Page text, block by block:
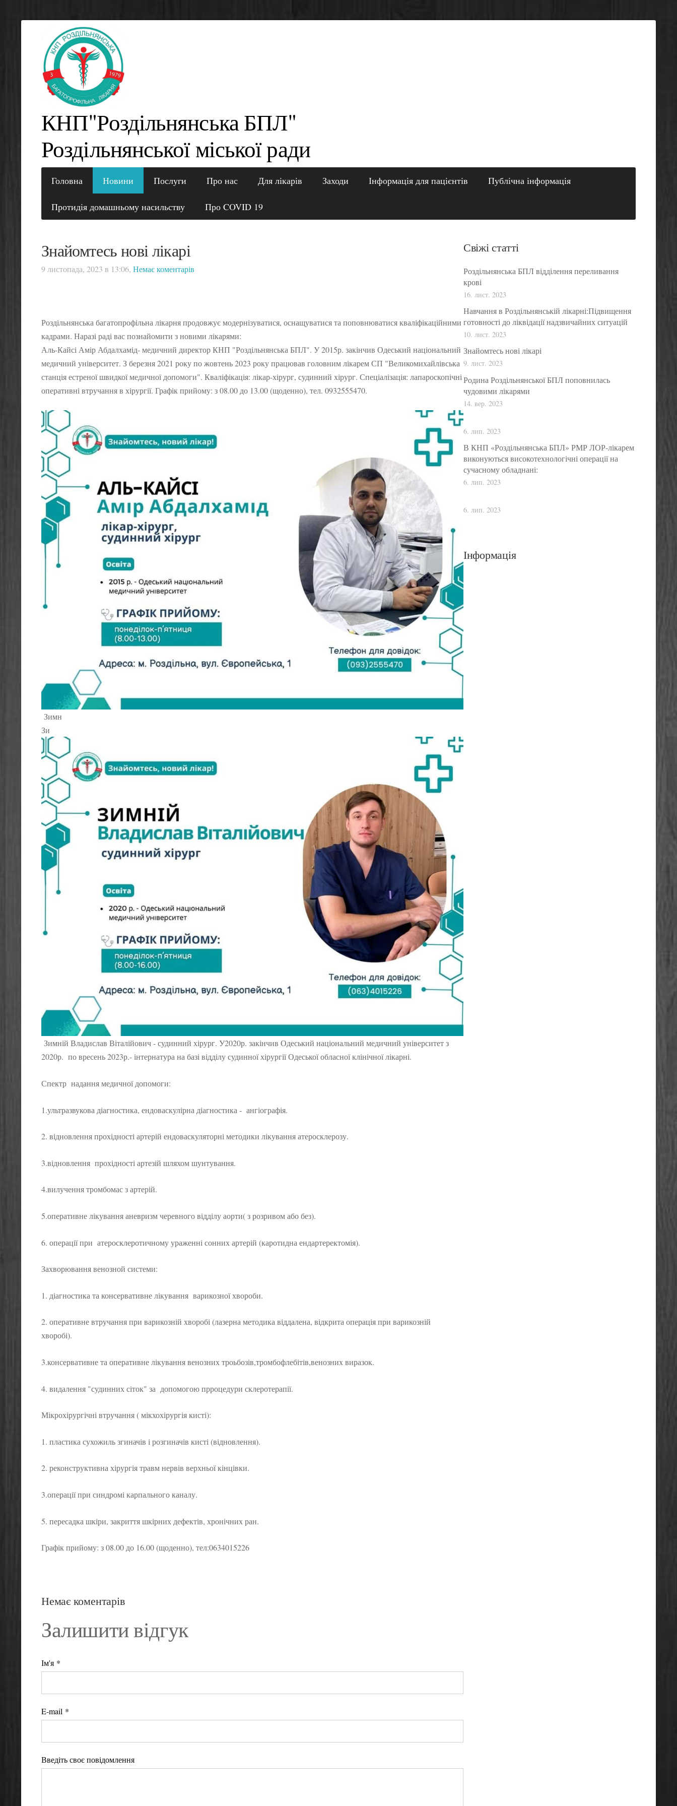
КНП"Роздільнянська БПЛ"
Роздільнянської міської ради
Головна Новини Послуги Про нас Для лікарів Заходи Інформація для пацієнтів Публічна інформація
Протидія домашньому насильству Про COVID 19
Свіжі статті
Роздільнянська БПЛ відділення переливання
крові
16. лист. 2023
Навчання в Роздільнянській лікарні:Підвищення
готовності до ліквідації надзвичайних ситуацій
10. лист. 2023
Знайомтесь нові лікарі
9. лист. 2023
Родина Роздільнянської БПЛ поповнилась
чудовими лікарями
14. вер. 2023
6. лип. 2023
В КНП «Роздільнянська БПЛ» РМР ЛОР-лікарем
виконуються високотехнологічні операції на
сучасному обладнані:
6. лип. 2023
6. лип. 2023
Інформація
Знайомтесь нові лікарі
9 листопада, 2023 в 13:06, Немає коментарів
Роздільнянська багатопрофільна лікарня продовжує модернізуватися, оснащуватися та поповнюватися кваліфікаційними
кадрами. Наразі раді вас познайомити з новими лікарями:
Аль-Кайсі Амір Абдалхамід- медичний директор КНП "Роздільнянська БПЛ". У 2015р. закінчив Одеський національний
медичний університет. З березня 2021 року по жовтень 2023 року працював головним лікарем СП "Великомихайлівська
станція естреної швидкої медичної допомоги". Кваліфікація: лікар-хірург, судинний хірург. Спеціалізація: лапароскопічні
оперативні втручання в хірургії. Графік прийому: з 08.00 до 13.00 (щоденно), тел. 0932555470.
Зимн
Зи
Зимній Владислав Віталійович - судинний хірург. У2020р. закінчив Одеський національний медичний університет з
2020р. по вресень 2023р.- інтернатура на базі відділу судинної хірургії Одеської обласної клінічної лікарні.
Спектр надання медичної допомоги:
1.ультразвукова діагностика, ендоваскулірна діагностика - ангіографія.
2. відновлення прохідності артерій ендоваскуляторні методики лікування атеросклерозу.
3.відновлення прохідності артезій шляхом шунтування.
4.вилучення тромбомас з артерій.
5.оперативне лікування аневризм черевного відділу аорти( з розривом або без).
6. операції при атеросклеротичному ураженні сонних артерій (каротидна ендартеректомія).
Захворювання венозной системи:
1. діагностика та консервативне лікування варикозної хвороби.
2. оперативне втручання при варикозній хворобі (лазерна методика віддалена, відкрита операція при варикозній
хворобі).
3.консервативне та оперативне лікування венозних троьбозів,тромбофлебітів,венозних виразок.
4. видалення "судинних сіток" за допомогою прроцедури склеротерапії.
Мікрохірургічні втручання ( мікхохірургія кисті):
1. пластика сухожиль згиначів і розгиначів кисті (відновлення).
2. реконструктивна хірургія травм нервів верхньої кінцівки.
3.операції при синдромі карпального каналу.
5. пересадка шкіри, закриття шкірних дефектів, хронічних ран.
Графік прийому: з 08.00 до 16.00 (щоденно), тел:0634015226
Немає коментарів
Залишити відгук
Ім'я *
E-mail *
Введіть своє повідомлення